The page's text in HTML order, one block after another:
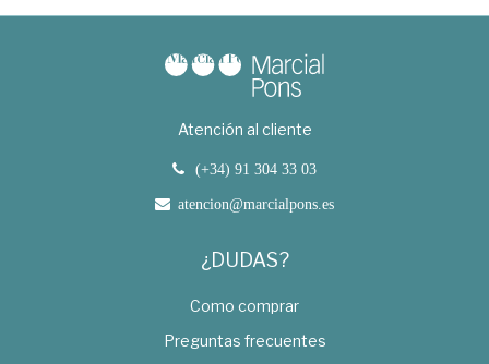
Atención al cliente
(+34) 91 304 33 03
atencion@marcialpons.es
¿DUDAS?
Como comprar
Preguntas frecuentes